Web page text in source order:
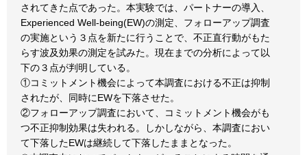
されてきた点であった。本実験では、パートナーの導入、
Experienced Well-being(EW)の測定、フォローアップ調査
の実施という３点を新たに行うことで、不正直行動がもた
らす波及効果の測定を試みた。現在までの分析によって以
下の３点が判明している。
①コミットメント機会によって本調査における不正は抑制
されたが、同時にEWを下落させた。
②フォローアップ調査において、コミットメント機会がも
つ不正抑制効果は失われる。しかしながら、本調査におい
て下落したEWは継続して下落したままとなった。